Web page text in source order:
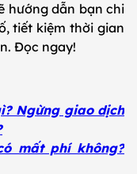
hướng dẫn bạn chi
tiết kiệm thời gian
Đọc ngay!
Ngừng giao dịch
mất phí không?